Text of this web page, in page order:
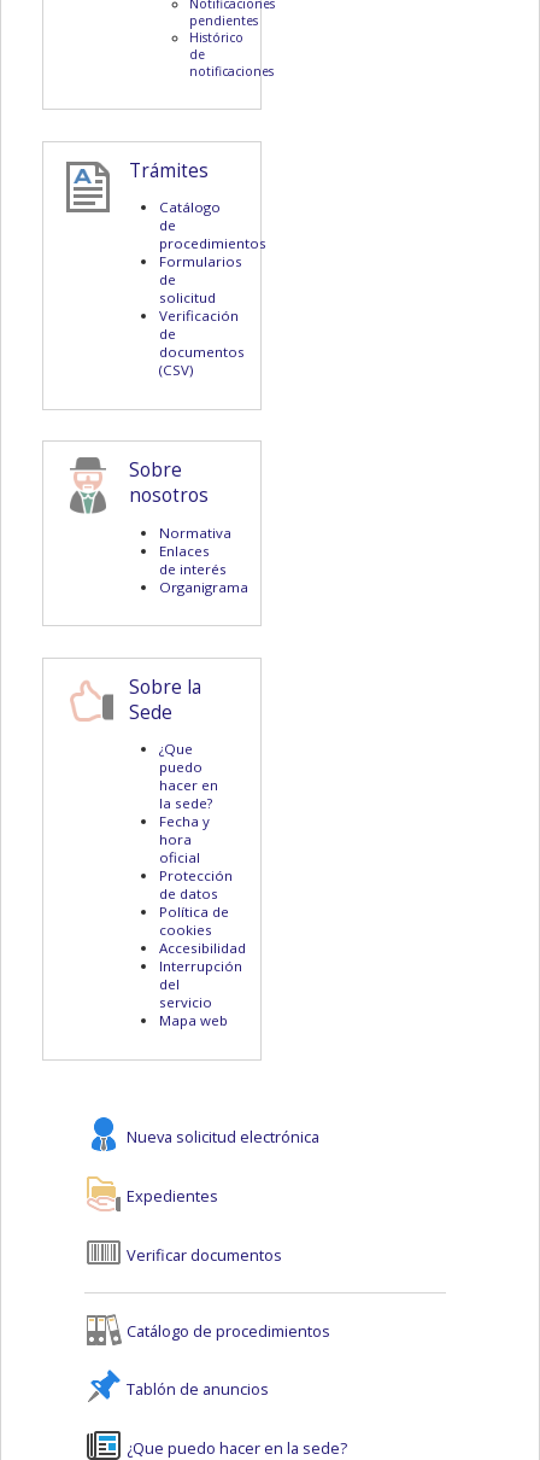
Notificaciones
pendientes
Histórico
de
notificaciones
Trámites
Catálogo
de
procedimientos
Formularios
de
solicitud
Verificación
de
documentos
(CSV)
Sobre
nosotros
Normativa
Enlaces
de interés
Organigrama
Sobre la
Sede
¿Que
puedo
hacer en
la sede?
Fecha y
hora
oficial
Protección
de datos
Política de
cookies
Accesibilidad
Interrupción
del
servicio
Mapa web
Nueva solicitud electrónica
Expedientes
Verificar documentos
Catálogo de procedimientos
Tablón de anuncios
¿Que puedo hacer en la sede?